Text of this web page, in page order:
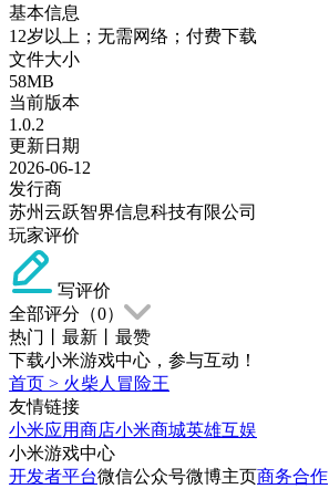
基本信息
12岁以上；无需网络；付费下载
文件大小
58MB
当前版本
1.0.2
更新日期
2026-06-12
发行商
苏州云跃智界信息科技有限公司
玩家评价
写评价
全部评分（0）
热门
最新
最赞
下载小米游戏中心，参与互动！
首页 > 火柴人冒险王
友情链接
小米应用商店小米商城英雄互娱
小米游戏中心
开发者平台微信公众号微博主页商务合作